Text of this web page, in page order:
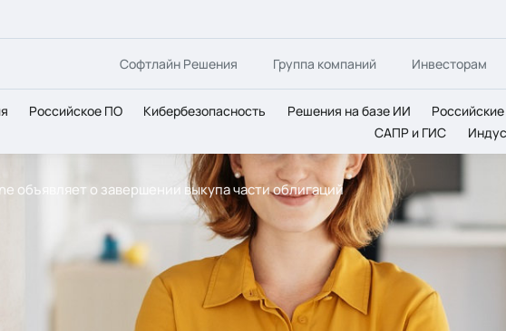
Софтлайн Решения Группа компаний Инвесторам
Российское ПО Кибербезопасность Решения на базе ИИ
САПР и ГИС
объявляет о завершении выкупа части облигаций